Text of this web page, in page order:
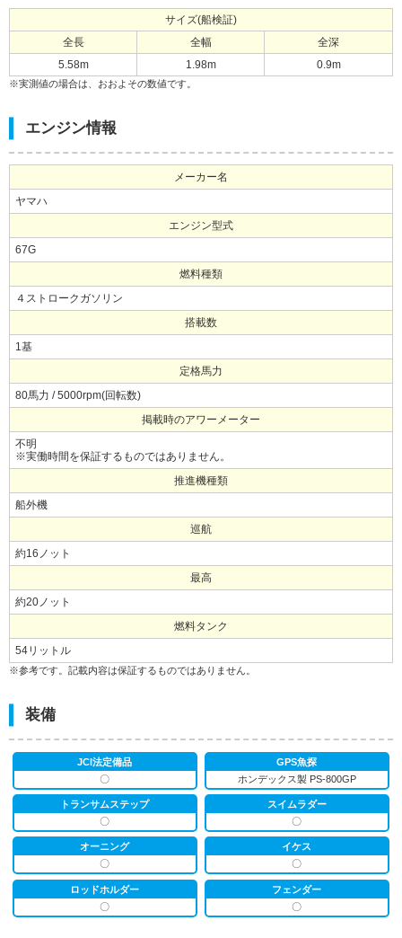
サイズ(船検証)
全長
全幅
全深
5.58m
1.98m 0.9m
※実測値の場合は、おおよその数値です。
エンジン情報
メーカー名
ヤマハ
エンジン型式
67G
燃料種類
４ストロークガソリン
搭載数
1基
定格馬力
80馬力 / 5000rpm(回転数)
掲載時のアワーメーター
不明
※実働時間を保証するものではありません。
推進機種類
船外機
巡航
約16ノット
最高
約20ノット
燃料タンク
54リットル
※参考です。記載内容は保証するものではありません。
装備
JCI法定備品
〇
GPS魚探
ホンデックス製 PS-800GP
トランサムステップ
〇
スイムラダー
〇
オーニング
〇
イケス
〇
ロッドホルダー
〇
フェンダー
〇